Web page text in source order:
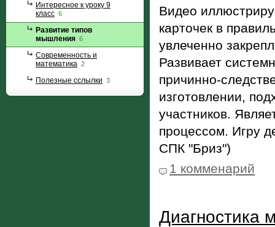
Интересное к уроку 9
класс 6
Развитие типов
мышления 6
Современность и
математика 2
Полезные сслылки 3
Видео
карточек в
увлеченно
Развивает
причинно-
изготовлении,
участников.
процессом. Игру
СПК "Бриз")
1 комменарий
Диагностика